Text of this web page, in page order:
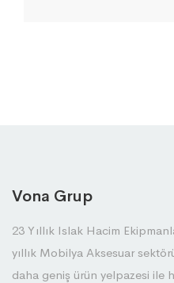
Vona Grup
23 Yıllık Islak Hacim
yıllık Mobilya Aksesuar
daha geniş ürün yelpazesi ile